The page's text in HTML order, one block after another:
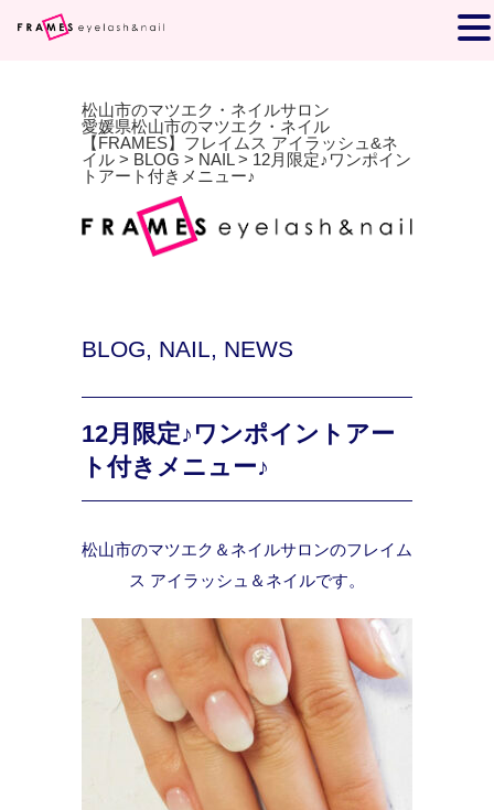
松山市のマツエク・ネイルサロン
愛媛県松山市のマツエク・ネイル
【FRAMES】フレイムス アイラッシュ&ネ
イル > BLOG > NAIL> 12月限定♪ワンポイン
トアート付きメニュー♪
BLOG, NAIL, NEWS
12月限定♪ワンポイントアー
ト付きメニュー♪
松山市のマツエク＆ネイルサロンのフレイム
ス アイラッシュ＆ネイルです。